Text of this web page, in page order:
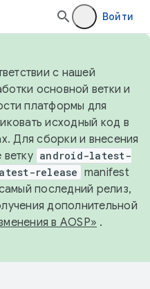
Войти
с нашей
основной ветки и
платформы для
исходный код в
Для сборки и внесения
ветку android-latest-
release manifest
последний релиз,
дополнительной
в AOSP» .